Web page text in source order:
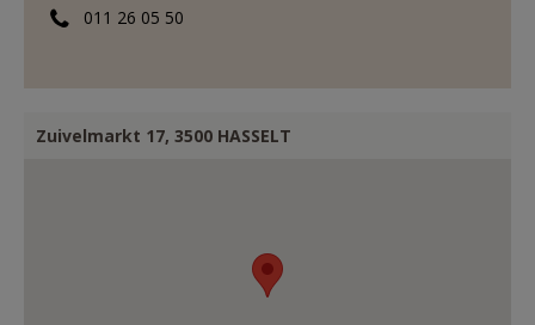
AANMELDEN OF REGISTREREN
011 26 05 50
Zuivelmarkt 17, 3500 HASSELT